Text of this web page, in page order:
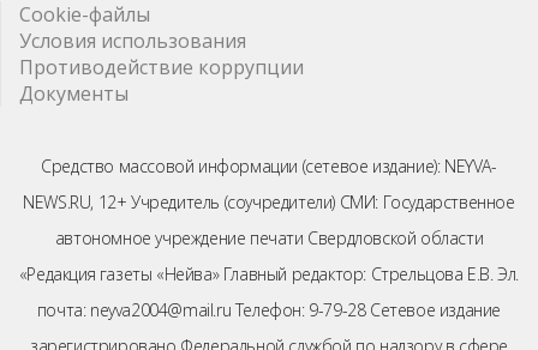
Cookie-файлы
Условия использования
Противодействие коррупции
Документы
Средство массовой информации (сетевое издание): NEYVA-
NEWS.RU, 12+ Учредитель (соучредители) СМИ: Государственное
автономное учреждение печати Свердловской области
«Редакция газеты «Нейва» Главный редактор: Стрельцова Е.В. Эл.
почта: neyva2004@mail.ru Телефон: 9-79-28 Сетевое издание